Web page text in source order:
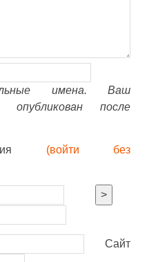
имена. Ваш
опубликован после
(войти без
>
Сайт